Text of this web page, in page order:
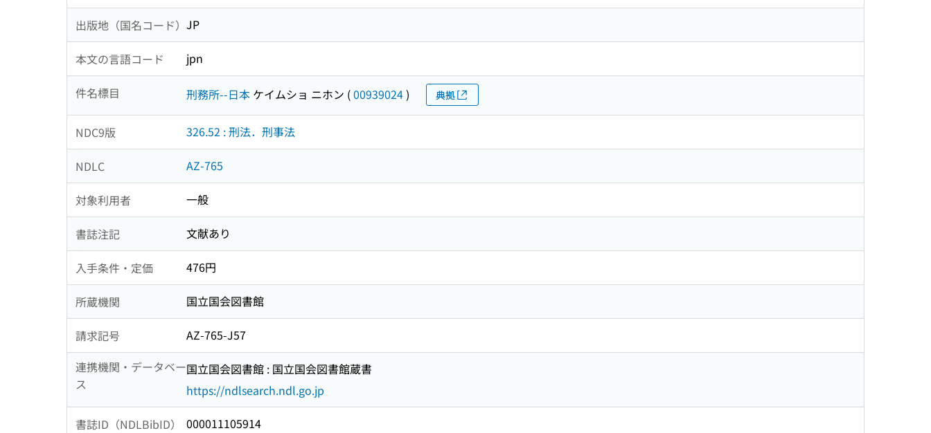
出版地（国名コード） JP
本文の言語コード jpn
件名標目 刑務所--日本 ケイムショ ニホン (00939024) 典拠
NDC9版 326.52 : 刑法．刑事法
NDLC AZ-765
対象利用者 一般
書誌注記 文献あり
入手条件・定価 476円
所蔵機関 国立国会図書館
請求記号
AZ-765-J57
連携機関・データベー
ス
国立国会図書館 : 国立国会図書館蔵書
https://ndlsearch.ndl.go.jp
書誌ID（NDLBibID）
000011105914